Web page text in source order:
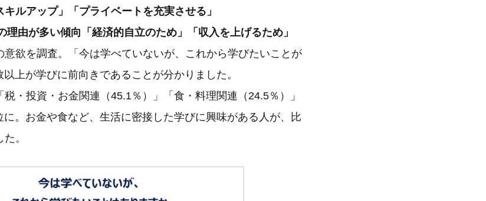
ルアップ」「プライベートを充実させる」
理由が多い傾向「経済的自立のため」「収入を上げるため」
意欲を調査。「今は学べていないが、これから学びたいことが
上が学びに前向きであることが分かりました。
・投資・お金関連（45.1％）」「食・料理関連（24.5％）」
に。お金や食など、生活に密接した学びに興味がある人が、比
。